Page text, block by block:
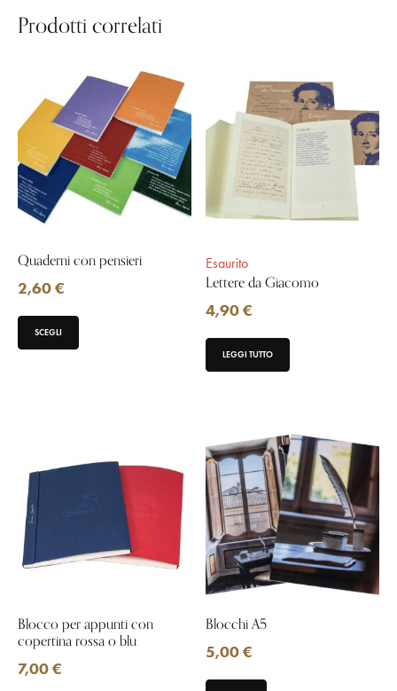
Prodotti correlati
Quaderni con pensieri
2,60€
SCEGLI
Esaurito
Lettere da Giacomo
4,90€
LEGGI TUTTO
Blocco per appunti con
copertina rossa o blu
7,00€
Blocchi A5
5,00€